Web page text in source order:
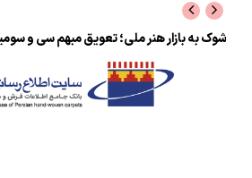
شوک به بازار هنر ملی؛ تعویق مبهم سی و